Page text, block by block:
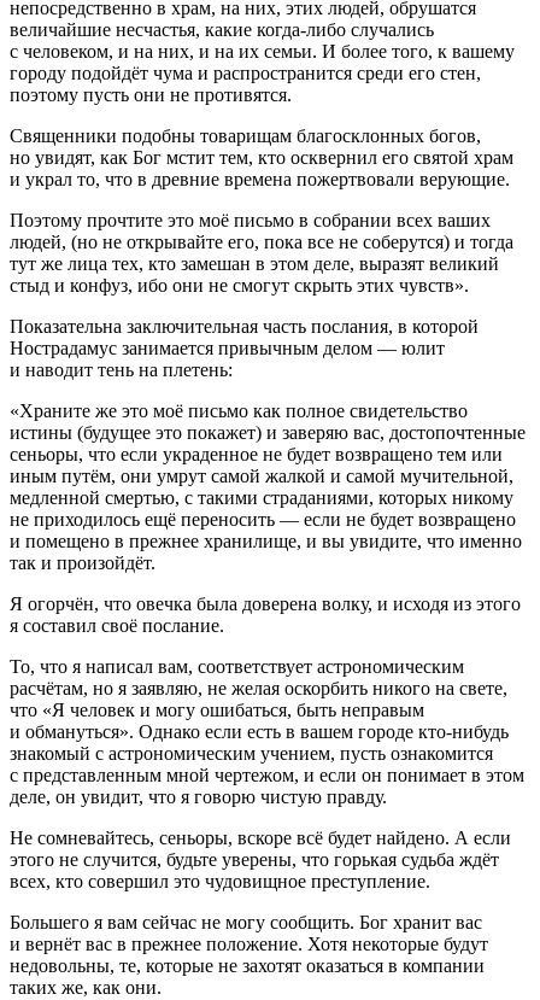
непосредственно в храм, на них, этих людей, обрушатся
величайшие несчастья, какие когда-либо случались
с человеком, и на них, и на их семьи. И более того, к вашему
городу подойдёт чума и распространится среди его стен,
поэтому пусть они не противятся.
Священники подобны товарищам благосклонных богов,
но увидят, как Бог мстит тем, кто осквернил его святой храм
и украл то, что в древние времена пожертвовали верующие.
Поэтому прочтите это моё письмо в собрании всех ваших
людей, (но не открывайте его, пока все не соберутся) и тогда
тут же лица тех, кто замешан в этом деле, выразят великий
стыд и конфуз, ибо они не смогут скрыть этих чувств».
Показательна заключительная часть послания, в которой
Нострадамус занимается привычным делом — юлит
и наводит тень на плетень:
«Храните же это моё письмо как полное свидетельство
истины (будущее это покажет) и заверяю вас, достопочтенные
сеньоры, что если украденное не будет возвращено тем или
иным путём, они умрут самой жалкой и самой мучительной,
медленной смертью, с такими страданиями, которых никому
не приходилось ещё переносить — если не будет возвращено
и помещено в прежнее хранилище, и вы увидите, что именно
так и произойдёт.
Я огорчён, что овечка была доверена волку, и исходя из этого
я составил своё послание.
То, что я написал вам, соответствует астрономическим
расчётам, но я заявляю, не желая оскорбить никого на свете,
что «Я человек и могу ошибаться, быть неправым
и обмануться». Однако если есть в вашем городе кто-нибудь
знакомый с астрономическим учением, пусть ознакомится
с представленным мной чертежом, и если он понимает в этом
деле, он увидит, что я говорю чистую правду.
Не сомневайтесь, сеньоры, вскоре всё будет найдено. А если
этого не случится, будьте уверены, что горькая судьба ждёт
всех, кто совершил это чудовищное преступление.
Большего я вам сейчас не могу сообщить. Бог хранит вас
и вернёт вас в прежнее положение. Хотя некоторые будут
недовольны, те, которые не захотят оказаться в компании
таких же, как они.